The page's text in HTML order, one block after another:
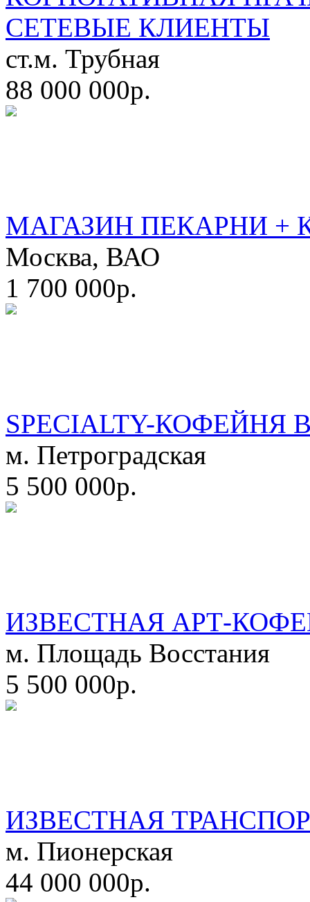
СЕТЕВЫЕ КЛИЕНТЫ
ст.м. Трубная
88 000 000р.
МАГАЗИН ПЕКАРНИ +
Москва, ВАО
1 700 000р.
SPECIALTY-
м. Петроградская
5 500 000р.
ИЗВЕСТНАЯ АРТ-
м. Площадь Восстания
5 500 000р.
ИЗВЕСТНАЯ
м. Пионерская
44 000 000р.